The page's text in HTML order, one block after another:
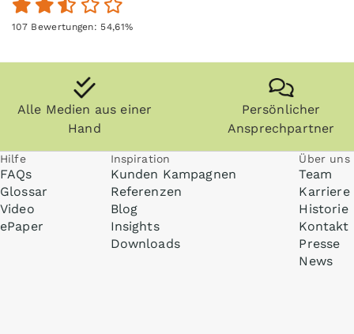
107Bewertungen: 54,61%
Alle Medien aus einer
Hand
Persönlicher
Ansprechpartner
Hilfe
FAQs
Glossar
Video
ePaper
Inspiration
Kunden Kampagnen
Referenzen
Blog
Insights
Downloads
Über uns
Team
Karriere
Historie
Kontakt
Presse
News